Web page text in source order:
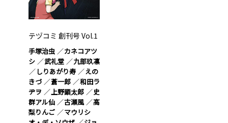
テヅコミ 創刊号 Vol.1
手塚治虫
カネコアツ
シ
武礼堂
九部玖凛
しりあがり寿
えの
きづ
蒼一郎
和田ラ
ヂヲ
上野顕太郎
史
群アル仙
古瀬風
高
梨りんご
マウリシ